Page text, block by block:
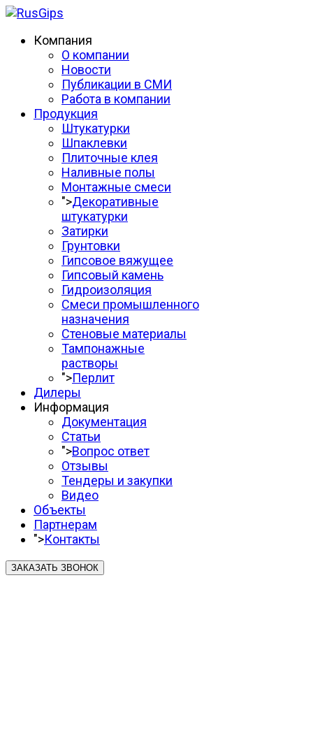
Компания
О компании
Новости
Публикации в СМИ
Работа в компании
Продукция
Штукатурки
Шпаклевки
Плиточные клея
Наливные полы
Монтажные смеси
">Декоративные
штукатурки
Затирки
Грунтовки
Гипсовое вяжущее
Гипсовый камень
Гидроизоляция
Смеси промышленного
назначения
Стеновые материалы
Тампонажные
растворы
">Перлит
Дилеры
Информация
Документация
Статьи
">Вопрос ответ
Отзывы
Тендеры и закупки
Видео
Объекты
Партнерам
">Контакты
ЗАКАЗАТЬ ЗВОНОК